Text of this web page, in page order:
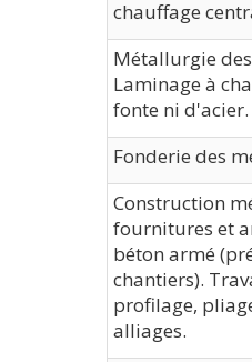
chauffage
Métallurgie
Laminage à
fonte ni d'acier.
Fonderie des
Construction
fournitures et
béton armé
chantiers).
profilage,
alliages.